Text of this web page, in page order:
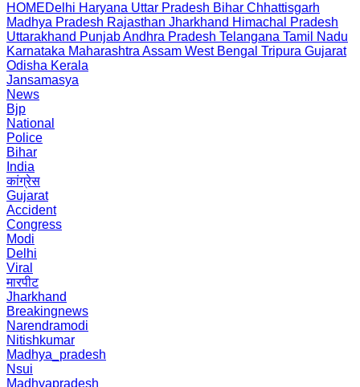
HOMEDelhi Haryana Uttar Pradesh Bihar Chhattisgarh
Madhya Pradesh Rajasthan Jharkhand Himachal Pradesh
Uttarakhand PunjabAndhra Pradesh Telangana Tamil Nadu
Karnataka Maharashtra Assam West Bengal Tripura Gujarat
Odisha Kerala
Jansamasya
News
Bjp
National
Police
Bihar
India
कांग्रेस
Gujarat
Accident
Congress
Modi
Delhi
Viral
मारपीट
Jharkhand
Breakingnews
Narendramodi
Nitishkumar
Madhya_pradesh
Nsui
Madhyapradesh